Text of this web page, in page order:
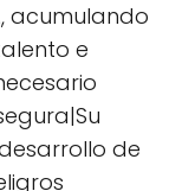
acumulando
e
de